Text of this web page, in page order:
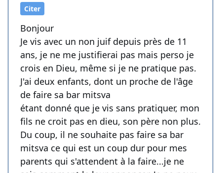
Citer
Bonjour
Je vis avec un non juif depuis près de 11
ans, je ne me justifierai pas mais perso je
crois en Dieu, même si je ne pratique pas.
J'ai deux enfants, dont un proche de l'âge
de faire sa bar mitsva
étant donné que je vis sans pratiquer, mon
fils ne croit pas en dieu, son père non plus.
Du coup, il ne souhaite pas faire sa bar
mitsva ce qui est un coup dur pour mes
parents qui s'attendent à la faire...je ne